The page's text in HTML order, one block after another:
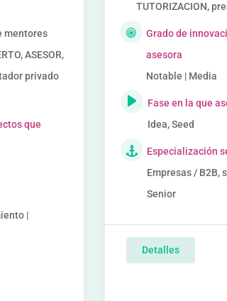
mentores
ASESOR,
privado
que
|
TUTORIZACION,
Grado de
asesora
Notable | Media
Fase en la que
Idea, Seed
Especialización
Empresas / B2B,
Senior
Detalles